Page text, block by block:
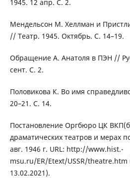
1945. 12 апр. C. 2.
Мендельсон М. Хеллман и
// Театр. 1945. Октябрь. С. 14–19.
Обращение А. Анатоля в ПЭН //
сент. C. 2.
Половикова К. Во имя
20–21. С. 14.
Постановление Оргбюро ЦК
драматических театров и мерах
авг. 1946 г. URL: http://www.hist.-
msu.ru/ER/Etext/USSR/
13.02.2021).